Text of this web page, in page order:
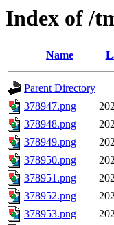
Index of /
Name
Parent Directory
378947.png
378948.png
378949.png
378950.png
378951.png
378952.png
378953.png